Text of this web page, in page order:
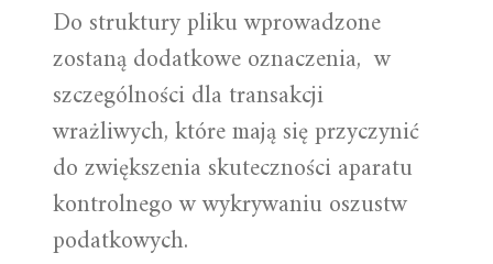
Do struktury pliku wprowadzone
zostaną dodatkowe oznaczenia, w
szczególności dla transakcji
wrażliwych, które mają się przyczynić
do zwiększenia skuteczności aparatu
kontrolnego w wykrywaniu oszustw
podatkowych.